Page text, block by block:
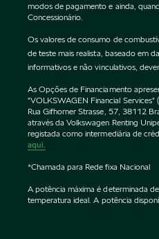
modos de pagamento e ainda,
Concessionário.
Os valores de consumo de
de teste mais realista, baseado em
informativos e não vinculativos,
As Opções de Financiamento
"VOLKSWAGEN Financial
Rua Gifhorner Strasse, 57, 38112
através da Volkswagen Renting
registada como intermediária de
aqui.
*Chamada para Rede fixa Nacional
A potência máxima é determinada
temperatura ideal. A potência